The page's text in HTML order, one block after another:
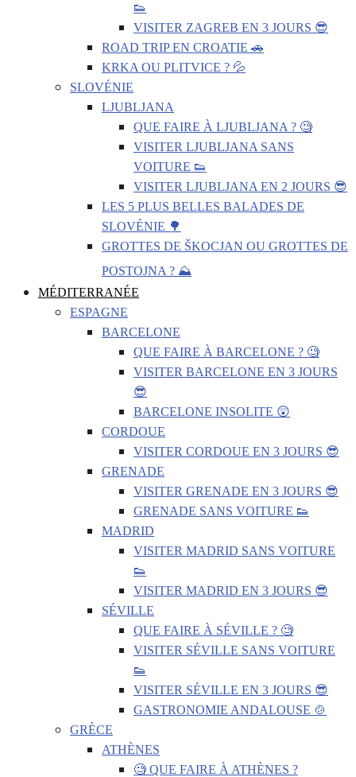
👟
VISITER ZAGREB EN 3 JOURS 😎
ROAD TRIP EN CROATIE 🚗
KRKA OU PLITVICE ? 💦
SLOVÉNIE
LJUBLJANA
QUE FAIRE À LJUBLJANA ? 🧐
VISITER LJUBLJANA SANS
VOITURE 👟
VISITER LJUBLJANA EN 2 JOURS 😎
LES 5 PLUS BELLES BALADES DE
SLOVÉNIE 🌳
GROTTES DE ŠKOCJAN OU GROTTES DE
POSTOJNA ? ⛰️
MÉDITERRANÉE
ESPAGNE
BARCELONE
QUE FAIRE À BARCELONE ? 🧐
VISITER BARCELONE EN 3 JOURS
😎
BARCELONE INSOLITE 😲
CORDOUE
VISITER CORDOUE EN 3 JOURS 😎
GRENADE
VISITER GRENADE EN 3 JOURS 😎
GRENADE SANS VOITURE 👟
MADRID
VISITER MADRID SANS VOITURE
👟
VISITER MADRID EN 3 JOURS 😎
SÉVILLE
QUE FAIRE À SÉVILLE ? 🧐
VISITER SÉVILLE SANS VOITURE
👟
VISITER SÉVILLE EN 3 JOURS 😎
GASTRONOMIE ANDALOUSE 🍲
GRÈCE
ATHÈNES
🧐 QUE FAIRE À ATHÈNES ?